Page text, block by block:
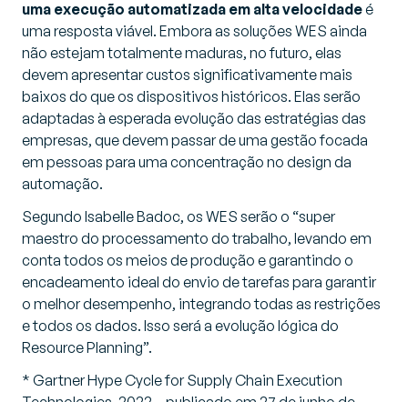
uma execução automatizada em alta velocidadeé
uma resposta viável. Embora as soluções WES ainda
não estejam totalmente maduras, no futuro, elas
devem apresentar custos significativamente mais
baixos do que os dispositivos históricos. Elas serão
adaptadas à esperada evolução das estratégias das
empresas, que devem passar de uma gestão focada
em pessoas para uma concentração no design da
automação.
Segundo Isabelle Badoc, os WES serão o “super
maestro do processamento do trabalho, levando em
conta todos os meios de produção e garantindo o
encadeamento ideal do envio de tarefas para garantir
o melhor desempenho, integrando todas as restrições
e todos os dados. Isso será a evolução lógica do
Resource Planning”.
* Gartner Hype Cycle for Supply Chain Execution